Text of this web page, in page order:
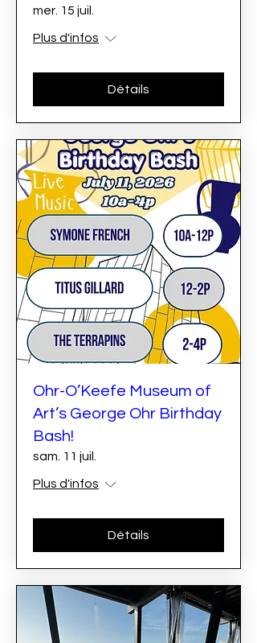
mer. 15 juil.
Plus d'infos
Détails
Ohr-O’Keefe Museum of
Art’s George Ohr Birthday
Bash!
sam. 11 juil.
Plus d'infos
Détails